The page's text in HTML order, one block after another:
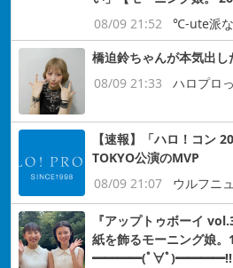
08/09 21:52
℃-ute派
橋迫鈴ちゃんが本気出し
08/09 21:33
ハロプロ
【速報】「ハロ！コン
TOKYO公演のMVP
08/09 21:07
ウルフニ
『アップトゥボーイ
紙を飾るモーニング娘。
━━━━(ﾟ∀ﾟ)━━━━!!